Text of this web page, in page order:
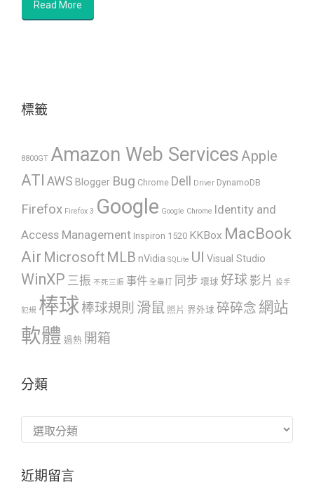
Read More
標籤
8800GT Amazon Web Services Apple
ATI AWS Blogger Bug Chrome Dell Driver DynamoDB
Firefox Firefox 3 Google Google Chrome
Identity and
Access Management Inspiron 1520 KKBox MacBook
Air Microsoft MLB nVidia SQLite UI Visual Studio
WinXP 三振 不死三振 事件 全壘打 同步 壞球 好球 影片 投手
犯規 棒球棒球規則 滑鼠 照片 界外球 碎碎念 網站
軟體 過熱 開箱
分類
近期留言